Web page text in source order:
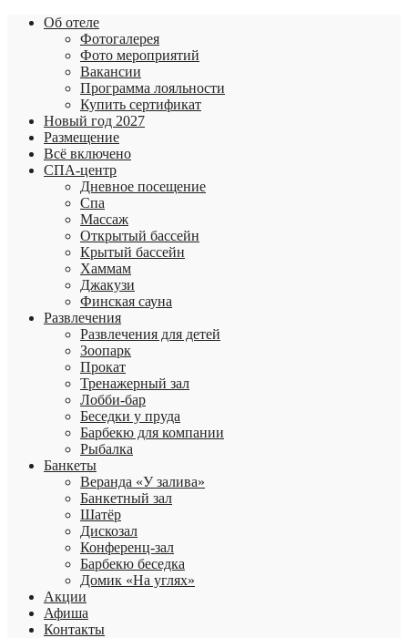
Об отеле
Фотогалерея
Фото мероприятий
Вакансии
Программа лояльности
Купить сертификат
Новый год 2027
Размещение
Всё включено
СПА-центр
Дневное посещение
Спа
Массаж
Открытый бассейн
Крытый бассейн
Хаммам
Джакузи
Финская сауна
Развлечения
Развлечения для детей
Зоопарк
Прокат
Тренажерный зал
Лобби-бар
Беседки у пруда
Барбекю для компании
Рыбалка
Банкеты
Веранда «У залива»
Банкетный зал
Шатёр
Дискозал
Конференц-зал
Барбекю беседка
Домик «На углях»
Акции
Афиша
Контакты